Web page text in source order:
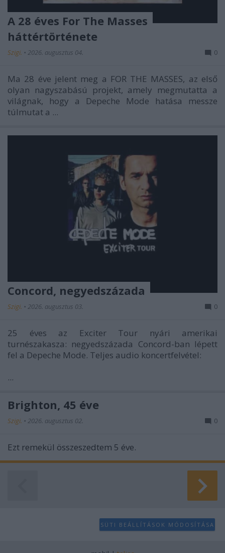
A 28 éves For The Masses
háttértörténete
Szigi. • 2026. augusztus 04. 0
Ma 28 éve jelent meg a FOR THE MASSES, az első
olyan nagyszabású projekt, amely megmutatta a
világnak, hogy a Depeche Mode hatása messze
túlmutat a ...
Concord, negyedszázada
Szigi. • 2026. augusztus 03. 0
25 éves az Exciter Tour nyári amerikai
turnészakasza: negyedszázada Concord-ban lépett
fel a Depeche Mode. Teljes audio koncertfelvétel:
...
Brighton, 45 éve
Szigi. • 2026. augusztus 02. 0
Ezt remekül összeszedtem 5 éve.
SÜTI BEÁLLÍTÁSOK MÓDOSÍTÁSA